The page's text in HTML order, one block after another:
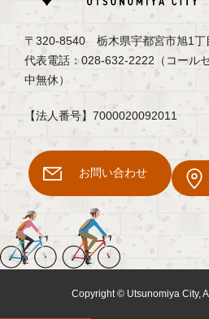
〒320-8540 栃木県宇都宮市旭1丁
代表電話：028-632-2222（コール
中無休）
【法人番号】7000020092011
お問い合わせ
Copyright © Utsunomiya City,